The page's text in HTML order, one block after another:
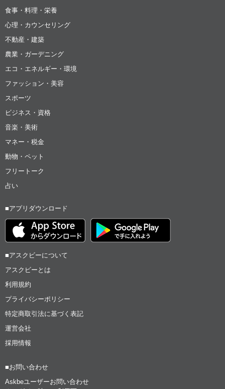
食事・料理・栄養
心理・カウンセリング
不動産・建築
農業・ガーデニング
エコ・エネルギー・環境
ファッション・美容
スポーツ
ビジネス・資格
音楽・美術
マネー・税金
動物・ペット
フリートーク
占い
■アプリダウンロード
■アスクビーについて
アスクビーとは
利用規約
プライバシーポリシー
特定商取引法に基づく表記
運営会社
採用情報
■お問い合わせ
Askbeユーザーお問い合わせ